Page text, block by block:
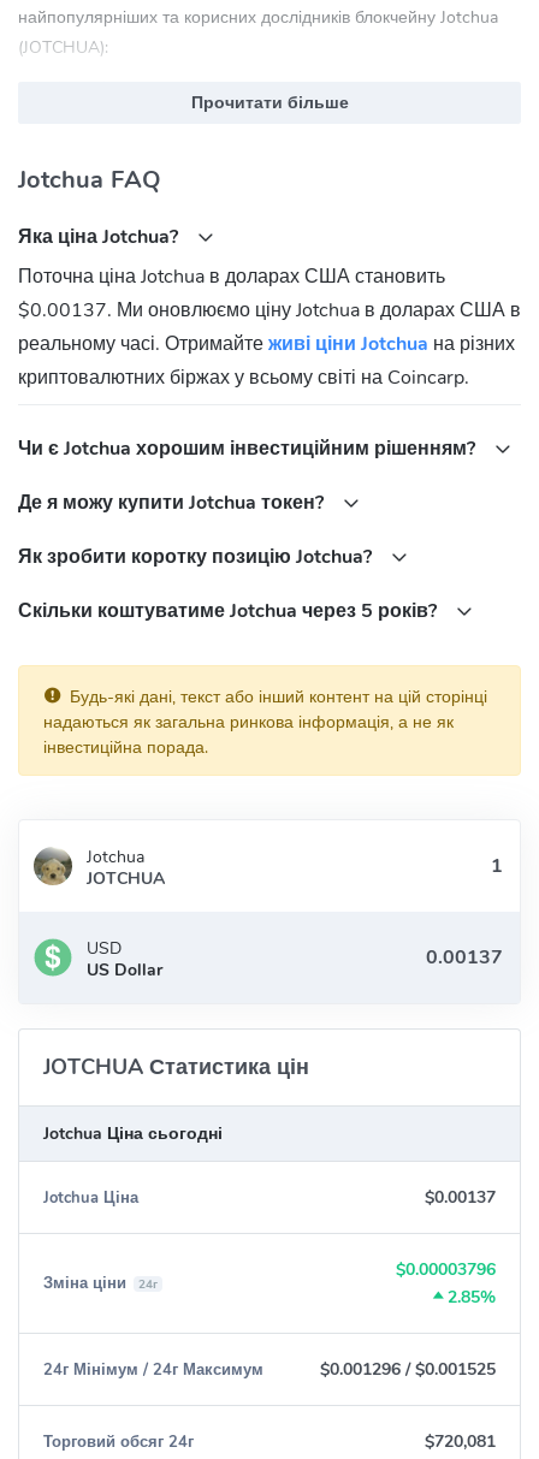
найпопулярніших та корисних дослідників блокчейну Jotchua
(JOTCHUA):
Twitter: https://x.com/JotchuaTheMeme
Яка адреса контрактів Jotchua (JOTCHUA)?
Solana:
BcHEaaTCvycPwwsJ9yQTXdHP9X2gCLkznDbZ8VySpump
Прочитати більше
Jotchua FAQ
Яка ціна Jotchua?
Поточна ціна Jotchua в доларах США становить
$0.00137. Ми оновлюємо ціну Jotchua в доларах США в
реальному часі. Отримайтеживі ціни Jotchua на різних
криптовалютних біржах у всьому світі на Coincarp.
Чи є Jotchua хорошим інвестиційним рішенням?
Де я можу купити Jotchua токен?
Як зробити коротку позицію Jotchua?
Скільки коштуватиме Jotchua через 5 років?
Будь-які дані, текст або інший контент на цій сторінці
надаються як загальна ринкова інформація, а не як
інвестиційна порада.
Jotchua
JOTCHUA
USD
US Dollar
JOTCHUA Статистика цін
Jotchua Ціна сьогодні
Jotchua Ціна $0.00137
Зміна ціни 24г
$0.00003796
2.85%
24г Мінімум / 24г Максимум $0.001296 /$0.001525
Торговий обсяг 24г $720,081